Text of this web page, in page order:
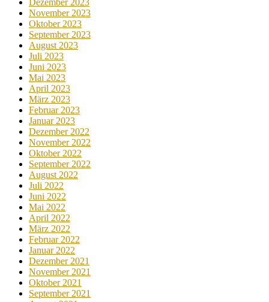
November 2023
Oktober 2023
September 2023
August 2023
Juli 2023
Juni 2023
Mai 2023
April 2023
März 2023
Februar 2023
Januar 2023
Dezember 2022
November 2022
Oktober 2022
September 2022
August 2022
Juli 2022
Juni 2022
Mai 2022
April 2022
März 2022
Februar 2022
Januar 2022
Dezember 2021
November 2021
Oktober 2021
September 2021